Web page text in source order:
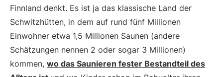
Finnland denkt. Es ist ja das klassische Land der
Schwitzhütten, in dem auf rund fünf Millionen
Einwohner etwa 1,5 Millionen Saunen (andere
Schätzungen nennen 2 oder sogar 3 Millionen)
kommen, wo das Saunieren fester Bestandteil des